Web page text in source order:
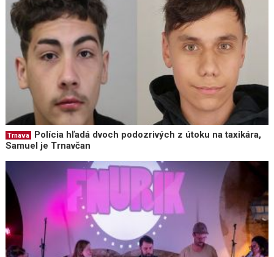
Trnava
Polícia hľadá dvoch podozrivých z útoku na taxikára,
Samuel je Trnavčan